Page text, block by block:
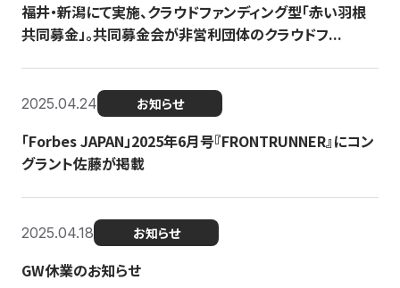
福井・新潟にて実施、クラウドファンディング型「赤い羽根
共同募金」。共同募金会が非営利団体のクラウドフ...
2025.04.24 お知らせ
「Forbes JAPAN」2025年6月号『FRONTRUNNER』にコン
グラント佐藤が掲載
2025.04.18 お知らせ
GW休業のお知らせ